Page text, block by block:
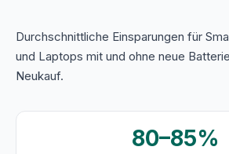
Durchschnittliche Einsparungen für
und Laptops mit und ohne neue
Neukauf.
80–85%